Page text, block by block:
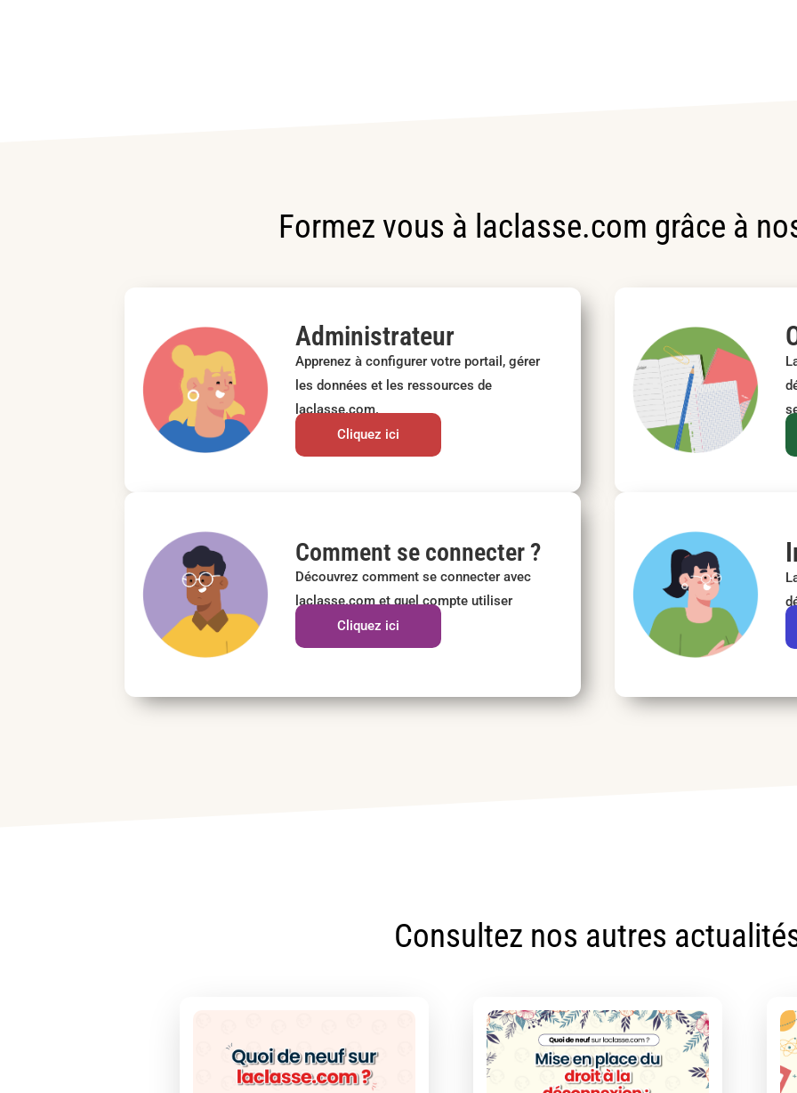
Formez vous à laclasse.com grâce à
Administrateur
Apprenez à configurer votre portail, gérer
les données et les ressources de
laclasse.com.​
Cliquez ici
Comment se connecter ?
Découvrez comment se connecter avec
laclasse.com et quel compte utiliser
Cliquez ici
Consultez nos autres